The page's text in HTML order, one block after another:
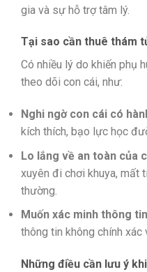
gia và sự hỗ trợ tâm lý.
Tại sao cần thuê thám
Có nhiều lý do khiến phụ
theo dõi con cái, như:
Nghi ngờ con cái có
kích thích, bạo lực học
Lo lắng về an toàn của
xuyên đi chơi khuya, mất
thường.
Muốn xác minh thông
thông tin không chính
Những điều cần lưu ý